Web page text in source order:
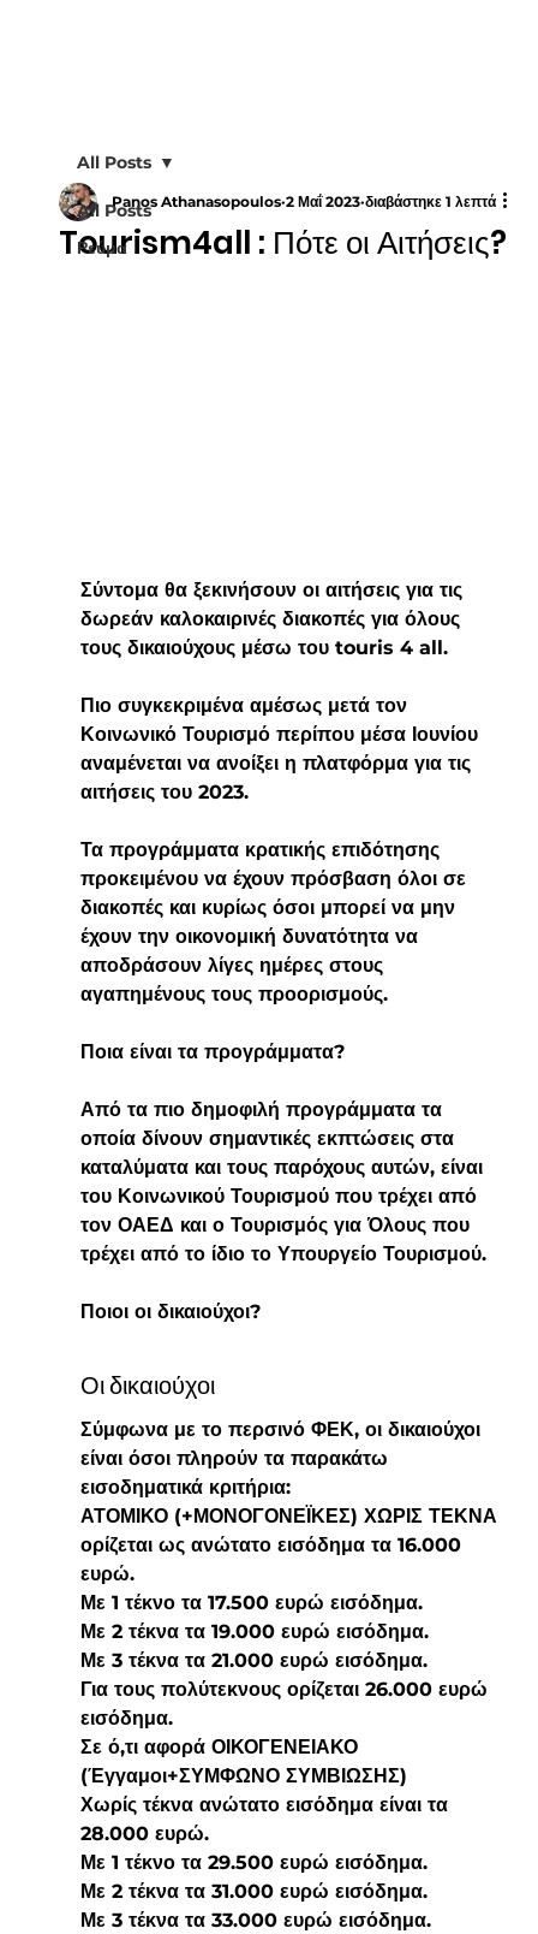
All Posts
Ρεύμα
All Posts
Tourism4all : Πότε οι Αιτήσεις?
Panos Athanasopoulos 2 Μαΐ 2023 διαβάστηκε 1 λεπτά
Σύντομα θα ξεκινήσουν οι αιτήσεις για τις
δωρεάν καλοκαιρινές διακοπές για όλους
τους δικαιούχους μέσω του touris 4 all.
Πιο συγκεκριμένα αμέσως μετά τον
Κοινωνικό Τουρισμό περίπου μέσα Ιουνίου
αναμένεται να ανοίξει η πλατφόρμα για τις
αιτήσεις του 2023.
Τα προγράμματα κρατικής επιδότησης
προκειμένου να έχουν πρόσβαση όλοι σε
διακοπές και κυρίως όσοι μπορεί να μην
έχουν την οικονομική δυνατότητα να
αποδράσουν λίγες ημέρες στους
αγαπημένους τους προορισμούς.
Ποια είναι τα προγράμματα?
Από τα πιο δημοφιλή προγράμματα τα
οποία δίνουν σημαντικές εκπτώσεις στα
καταλύματα και τους παρόχους αυτών, είναι
του Κοινωνικού Τουρισμού που τρέχει από
τον ΟΑΕΔ και ο Τουρισμός για Όλους που
τρέχει από το ίδιο το Υπουργείο Τουρισμού.
Ποιοι οι δικαιούχοι?
Οι δικαιούχοι
Σύμφωνα με το περσινό ΦΕΚ, οι δικαιούχοι
είναι όσοι πληρούν τα παρακάτω
εισοδηματικά κριτήρια:
ΑΤΟΜΙΚΟ (+ΜΟΝΟΓΟΝΕΪΚΕΣ) ΧΩΡΙΣ ΤΕΚΝΑ
ορίζεται ως ανώτατο εισόδημα τα 16.000
ευρώ.
Με 1 τέκνο τα 17.500 ευρώ εισόδημα.
Με 2 τέκνα τα 19.000 ευρώ εισόδημα.
Με 3 τέκνα τα 21.000 ευρώ εισόδημα.
Για τους πολύτεκνους ορίζεται 26.000 ευρώ
εισόδημα.
Σε ό,τι αφορά ΟΙΚΟΓΕΝΕΙΑΚΟ
(Έγγαμοι+ΣΥΜΦΩΝΟ ΣΥΜΒΙΩΣΗΣ)
Χωρίς τέκνα ανώτατο εισόδημα είναι τα
28.000 ευρώ.
Με 1 τέκνο τα 29.500 ευρώ εισόδημα.
Με 2 τέκνα τα 31.000 ευρώ εισόδημα.
Με 3 τέκνα τα 33.000 ευρώ εισόδημα.